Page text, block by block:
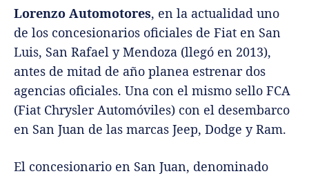
Lorenzo Automotores, en la actualidad uno
de los concesionarios oficiales de Fiat en San
Luis, San Rafael y Mendoza (llegó en 2013),
antes de mitad de año planea estrenar dos
agencias oficiales. Una con el mismo sello FCA
(Fiat Chrysler Automóviles) con el desembarco
en San Juan de las marcas Jeep, Dodge y Ram.
El concesionario en San Juan, denominado